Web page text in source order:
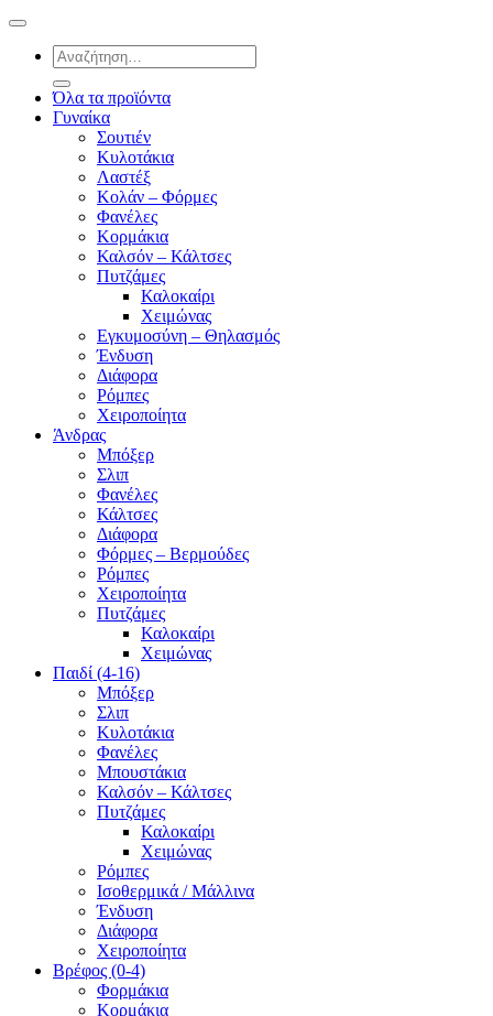
Αναζήτηση
για:
Όλα τα προϊόντα
Γυναίκα
Σουτιέν
Κυλοτάκια
Λαστέξ
Κολάν – Φόρμες
Φανέλες
Κορμάκια
Καλσόν – Κάλτσες
Πυτζάμες
Καλοκαίρι
Χειμώνας
Εγκυμοσύνη – Θηλασμός
Ένδυση
Διάφορα
Ρόμπες
Χειροποίητα
Άνδρας
Μπόξερ
Σλιπ
Φανέλες
Κάλτσες
Διάφορα
Φόρμες – Βερμούδες
Ρόμπες
Χειροποίητα
Πυτζάμες
Καλοκαίρι
Χειμώνας
Παιδί (4-16)
Μπόξερ
Σλιπ
Κυλοτάκια
Φανέλες
Μπουστάκια
Καλσόν – Κάλτσες
Πυτζάμες
Καλοκαίρι
Χειμώνας
Ρόμπες
Ισοθερμικά / Μάλλινα
Ένδυση
Διάφορα
Χειροποίητα
Βρέφος (0-4)
Φορμάκια
Κορμάκια